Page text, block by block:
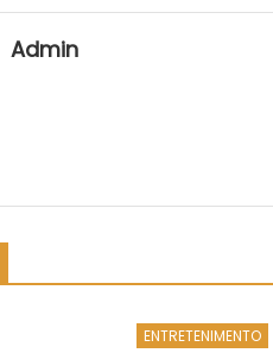
Admin
ENTRETENIMENTO